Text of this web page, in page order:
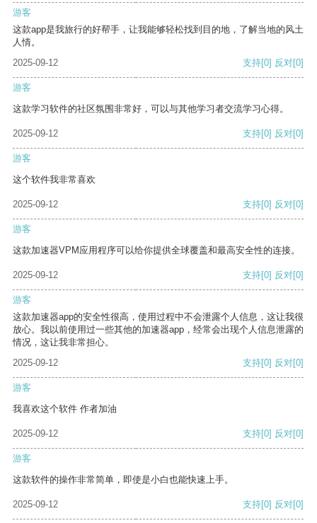
游客
这款app是我旅行的好帮手，让我能够轻松找到目的地，了解当地的风土
人情。
2025-09-12
支持[0] 反对[0]
游客
这款学习软件的社区氛围非常好，可以与其他学习者交流学习心得。
2025-09-12 支持[0] 反对[0]
游客
这个软件我非常喜欢
2025-09-12 支持[0] 反对[0]
游客
这款加速器VPM应用程序可以给你提供全球覆盖和最高安全性的连接。
2025-09-12 支持[0] 反对[0]
游客
这款加速器app的安全性很高，使用过程中不会泄露个人信息，这让我很
放心。我以前使用过一些其他的加速器app，经常会出现个人信息泄露的
情况，这让我非常担心。
2025-09-12
支持[0] 反对[0]
游客
我喜欢这个软件 作者加油
2025-09-12 支持[0] 反对[0]
游客
这款软件的操作非常简单，即使是小白也能快速上手。
2025-09-12 支持[0] 反对[0]